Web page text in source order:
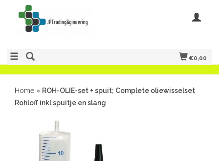
€0,00
Home » ROH-OLIE-set + spuit; Complete oliewisselset
Rohloff inkl spuitje en slang